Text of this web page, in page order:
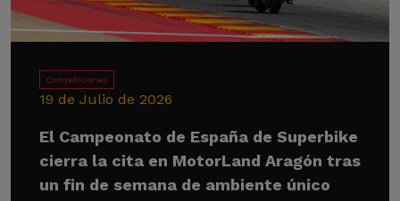
Competiciones
19 de Julio de 2026
El Campeonato de España de Superbike
cierra la cita en MotorLand Aragón tras
un fin de semana de ambiente único